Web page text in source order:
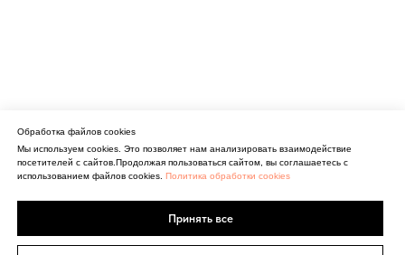
Обработка файлов cookies
Мы используем cookies. Это позволяет нам анализировать взаимодействие
посетителей с сайтов.Продолжая пользоваться сайтом, вы соглашаетесь с
использованием файлов cookies. Политика обработки cookies
Принять все